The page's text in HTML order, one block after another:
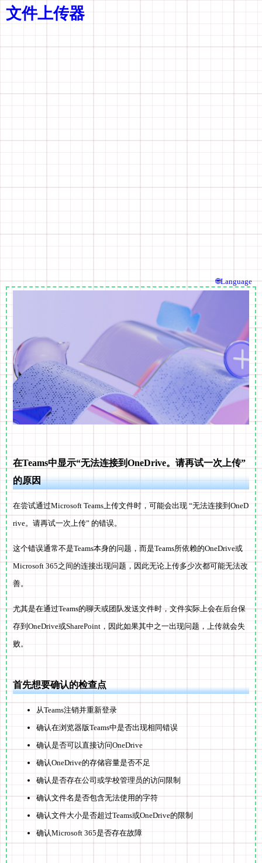
文件上传器
在Teams中显示“无法连接到OneDrive。请再试一次上传”
的原因
在尝试通过Microsoft Teams上传文件时，可能会出现 “无法连接到OneD
rive。请再试一次上传” 的错误。
这个错误通常不是Teams本身的问题，而是Teams所依赖的OneDrive或
Microsoft 365之间的连接出现问题，因此无论上传多少次都可能无法改
善。
尤其是在通过Teams的聊天或团队发送文件时，文件实际上会在后台保
存到OneDrive或SharePoint，因此如果其中之一出现问题，上传就会失
败。
首先想要确认的检查点
从Teams注销并重新登录
确认在浏览器版Teams中是否出现相同错误
确认是否可以直接访问OneDrive
确认OneDrive的存储容量是否不足
确认是否存在公司或学校管理员的访问限制
确认文件名是否包含无法使用的字符
确认文件大小是否超过Teams或OneDrive的限制
确认Microsoft 365是否存在故障
🌐Language